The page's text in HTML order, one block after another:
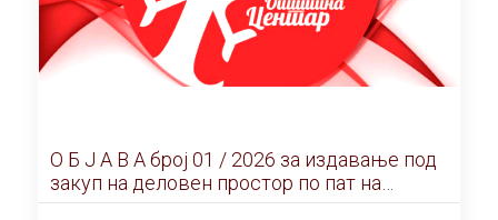
О Б Ј А В А брoj 01 / 2026 за издавање под
закуп на деловен простор по пат на
ЕЛЕКТРОНСКО ЈАВНО НАДДАВАЊЕ